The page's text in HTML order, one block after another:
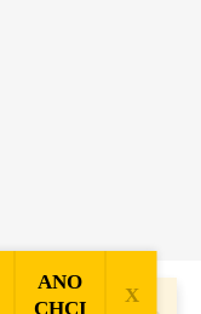
je
ANO
CHCI
X